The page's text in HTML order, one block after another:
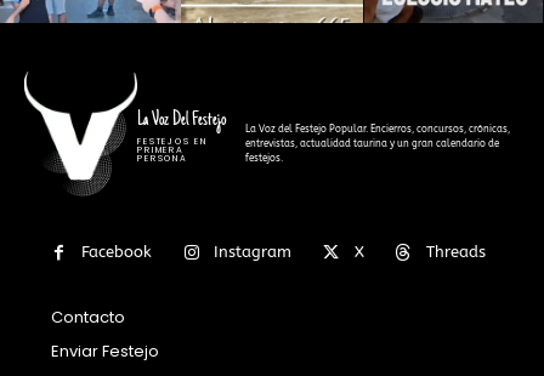
La Voz Del Festejo
FESTEJOS EN
PRIMERA
PERSONA
La Voz del Festejo Popular. Encierros, concursos, crónicas,
entrevistas, actualidad taurina y un gran calendario de
festejos.
Facebook Instagram X Threads
Contacto
Enviar Festejo